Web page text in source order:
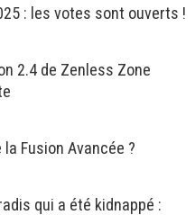
: les votes sont ouverts !
2.4 de Zenless Zone
Fusion Avancée ?
qui a été kidnappé :